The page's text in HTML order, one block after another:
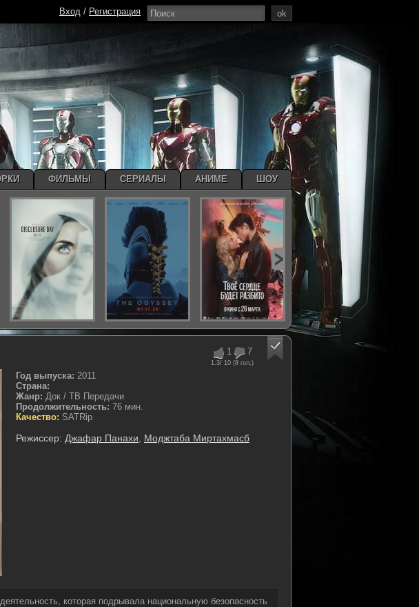
1 7
1.3/ 10 (8 гол.)
Год выпуска: 2011
Страна:
Жанр: Док / ТВ Передачи
Продолжительность: 76 мин.
Качество: SATRip
Режиссер: Джафар Панахи Моджтаба Миртахмасб
которая подрывала национальную безопасность
ok
Вход / Регистрация
ФИЛЬМЫ СЕРИАЛЫ АНИМЕ ШОУ